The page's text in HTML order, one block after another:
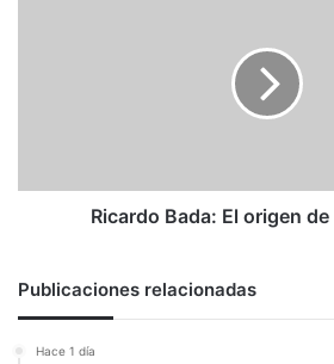
Ricardo Bada: El origen
Publicaciones relacionadas
Hace 1 día